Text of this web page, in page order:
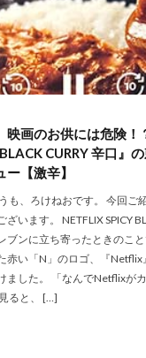
映画のお供には危険
CURRY 辛口』
【激辛】
も、ろけねおです。 今回ご
います。 NETFLIX SPICY
ブンに立ち寄ったときのこ
赤い「N」のロゴ、『Netflix
ました。 「なんでNetflixが
ると、 […]